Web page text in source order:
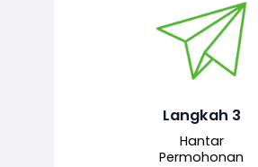
Langkah 3
Hantar
Permohonan
Permohonan yang
untuk proses
bertanggungjawab.